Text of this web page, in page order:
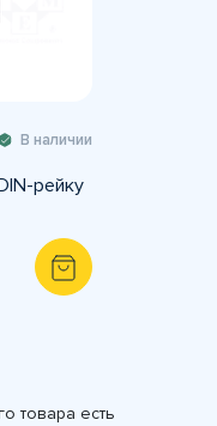
В наличии
рейку
товара есть